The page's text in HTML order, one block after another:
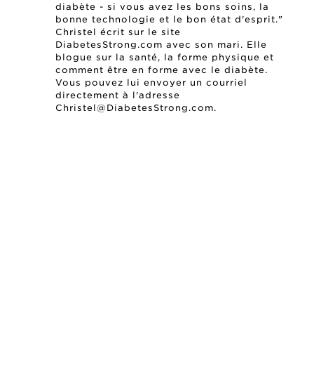
diabète - si vous avez les bons soins, la
bonne technologie et le bon état d'esprit."
Christel écrit sur le site
DiabetesStrong.com avec son mari. Elle
blogue sur la santé, la forme physique et
comment être en forme avec le diabète.
Vous pouvez lui envoyer un courriel
directement à l'adresse
Christel@DiabetesStrong.com.